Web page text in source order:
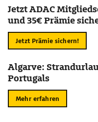
Jetzt ADAC
und 35€ Prämie
Jetzt Prämie sichern!
Algarve:
Portugals
Mehr erfahren